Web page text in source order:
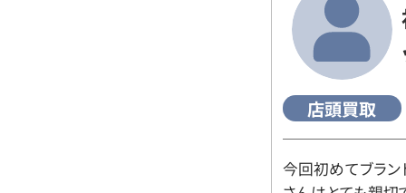
店頭買取
今回初めてブラン